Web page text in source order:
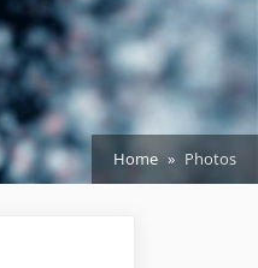
Home Photos